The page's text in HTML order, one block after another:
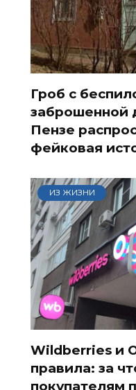
Гроб с
заброшенной
Пензе
фейковая
ИЗ ЖИЗНИ
Wildberries и
правила: за
покупателям